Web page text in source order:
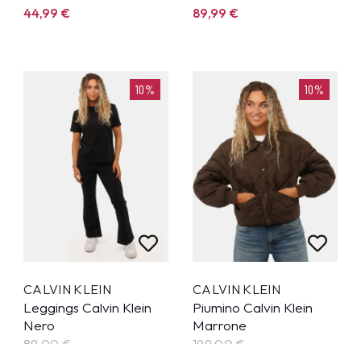
44,99€
89,99€
10%
CALVIN KLEIN
Leggings Calvin Klein
Nero
10%
CALVIN KLEIN
Piumino Calvin Klein
Marrone